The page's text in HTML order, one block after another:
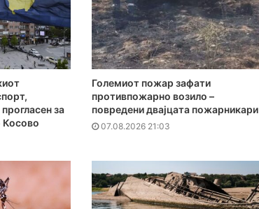
за
Косово
Големиот пожар зафати
противпожарно возило –
повредени двајцата пожарникари
07.08.2026 21:03